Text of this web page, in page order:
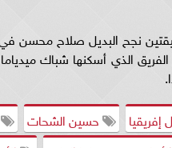
نجح البديل صلاح
الذي أسكنها شباك ميدياما،
حسين الشحات